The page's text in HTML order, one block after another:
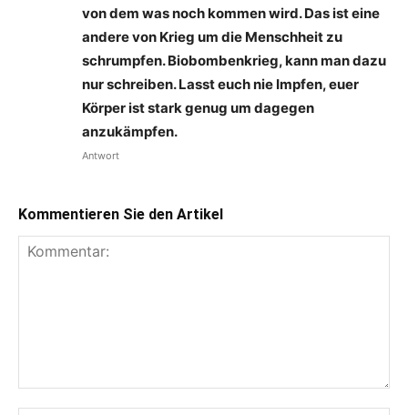
von dem was noch kommen wird. Das ist eine
andere von Krieg um die Menschheit zu
schrumpfen. Biobombenkrieg, kann man dazu
nur schreiben. Lasst euch nie Impfen, euer
Körper ist stark genug um dagegen
anzukämpfen.
Antwort
Kommentieren Sie den Artikel